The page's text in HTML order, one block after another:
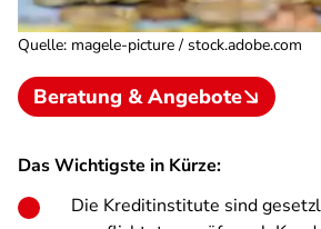
Quelle: magele-picture / stock.adobe.com
Beratung & Angebote
Das Wichtigste in Kürze:
Die Kreditinstitute sind